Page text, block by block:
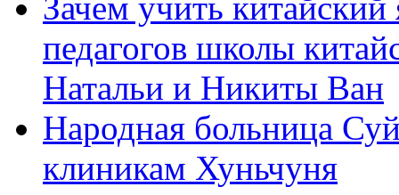
педагогов школы
Натальи и Никиты Ван
Народная больница
клиникам Хуньчуня